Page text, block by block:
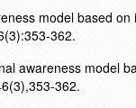
model based
362.
awareness model
362.